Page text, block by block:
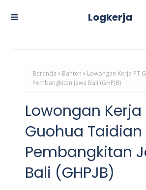
Logkerja
Beranda Banten
Lowongan Kerja PT
Pembangkitan Jawa Bali (GHPJB)
Lowongan Kerja
Guohua Taidian
Pembangkitan
Bali (GHPJB)